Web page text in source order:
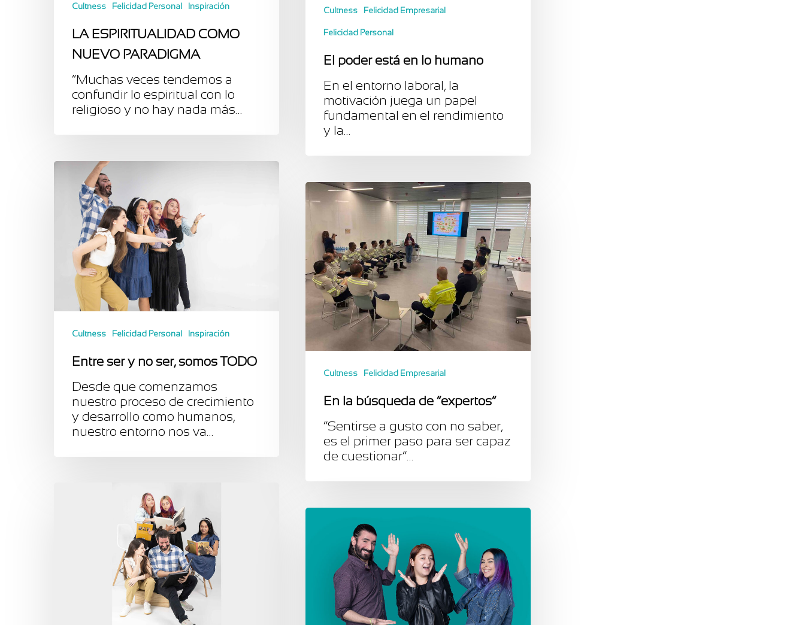
Cultness Felicidad Personal Inspiración
LA ESPIRITUALIDAD COMO
NUEVO PARADIGMA
“Muchas veces tendemos a
confundir lo espiritual con lo
religioso y no hay nada más…
Cultness Felicidad Empresarial
Felicidad Personal
El poder está en lo humano
En el entorno laboral, la
motivación juega un papel
fundamental en el rendimiento
y la…
Cultness Felicidad Personal Inspiración
Entre ser y no ser, somos TODO
Desde que comenzamos
nuestro proceso de crecimiento
y desarrollo como humanos,
nuestro entorno nos va…
Cultness Felicidad Empresarial
En la búsqueda de “expertos”
“Sentirse a gusto con no saber,
es el primer paso para ser capaz
de cuestionar”…